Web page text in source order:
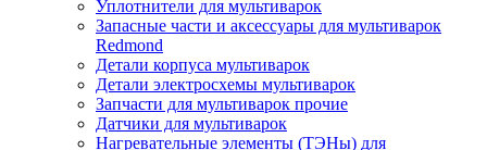
Уплотнители для мультиварок
Запасные части и аксессуары для мультиварок
Redmond
Детали корпуса мультиварок
Детали электросхемы мультиварок
Запчасти для мультиварок прочие
Датчики для мультиварок
Нагревательные элементы (ТЭНы) для